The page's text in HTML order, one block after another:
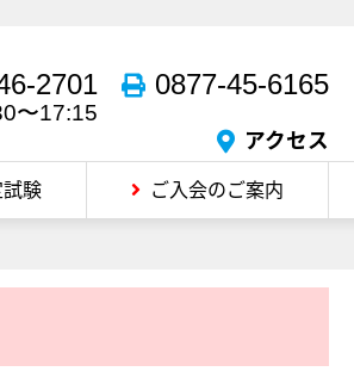
2701
〜17:15
0877-45-6165
アクセス
験 ご入会のご案内